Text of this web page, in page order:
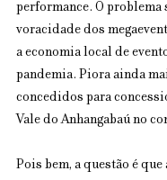
performance. O problema
voracidade dos
a economia local de
pandemia. Piora ainda
concedidos para
Vale do Anhangabaú no
Pois bem, a questão é